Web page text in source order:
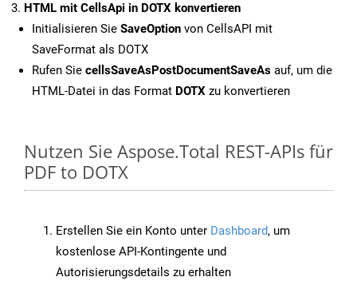
HTML mit CellsApi in DOTX konvertieren
Initialisieren Sie SaveOption von CellsAPI mit
SaveFormat als DOTX
Rufen Sie cellsSaveAsPostDocumentSaveAs auf, um die
HTML-Datei in das Format DOTX zu konvertieren
Nutzen Sie Aspose.Total REST-APIs für
PDF to DOTX
Erstellen Sie ein Konto unter Dashboard, um
kostenlose API-Kontingente und
Autorisierungsdetails zu erhalten